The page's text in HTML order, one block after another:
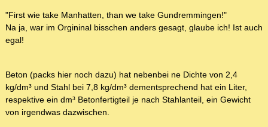
"First wie take Manhatten, than we take Gundremmingen!"
Na ja, war im Orgininal bisschen anders gesagt, glaube ich! Ist auch
egal!
Beton (packs hier noch dazu) hat nebenbei ne Dichte von 2,4
kg/dm³ und Stahl bei 7,8 kg/dm³ dementsprechend hat ein Liter,
respektive ein dm³ Betonfertigteil je nach Stahlanteil, ein Gewicht
von irgendwas dazwischen.